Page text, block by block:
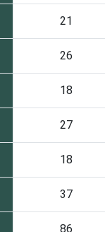
21
26
18
27
18
37
86